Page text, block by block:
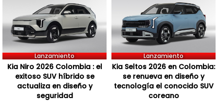
Lanzamiento
Kia Niro 2026 Colombia : el
exitoso SUV híbrido se
actualiza en diseño y
seguridad
Lanzamiento
Kia Seltos 2026 en Colombia:
se renueva en diseño y
tecnología el conocido SUV
coreano